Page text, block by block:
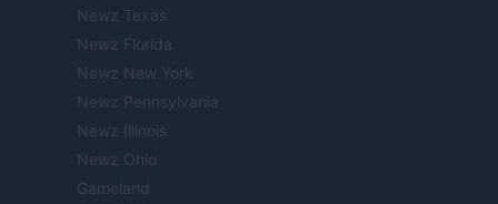
Newz Texas
Newz Florida
Newz New York
Newz Pennsylvania
Newz Illinois
Newz Ohio
Gameland